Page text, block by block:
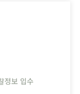
정보 입수